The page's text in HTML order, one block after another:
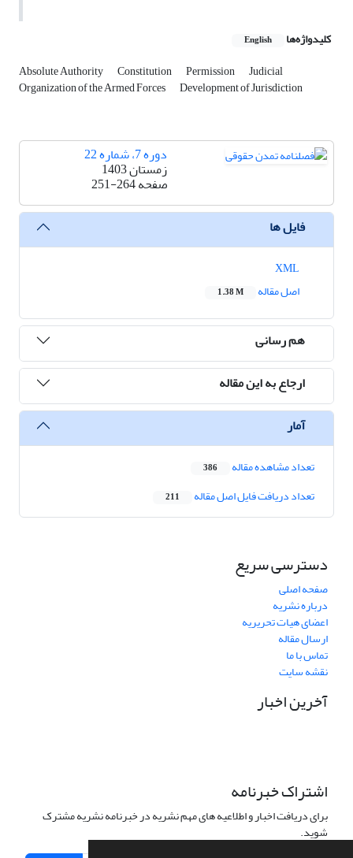
کلیدواژه‌ها English
Absolute Authority Constitution Permission Judicial
Organization of the Armed Forces Development of Jurisdiction
دوره 7، شماره 22
زمستان 1403
صفحه251-264
فایل ها
اصل مقاله
1.38 M
هم رسانی
ارجاع به این مقاله
آمار
تعداد مشاهده مقاله 386
تعداد دریافت فایل اصل مقاله 211
دسترسی سریع
صفحه اصلی
درباره نشریه
اعضای هیات تحریریه
ارسال مقاله
تماس با ما
نقشه سایت
آخرین اخبار
اشتراک خبرنامه
برای دریافت اخبار و اطلاعیه های مهم نشریه در خبرنامه نشریه مشترک
شوید.